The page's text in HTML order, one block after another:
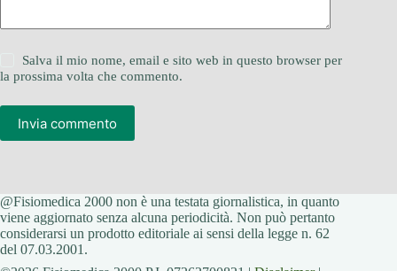
Salva il mio nome, email e sito web in questo browser per
la prossima volta che commento.
Invia commento
@Fisiomedica 2000 non è una testata giornalistica, in quanto
viene aggiornato senza alcuna periodicità. Non può pertanto
considerarsi un prodotto editoriale ai sensi della legge n. 62
del 07.03.2001.